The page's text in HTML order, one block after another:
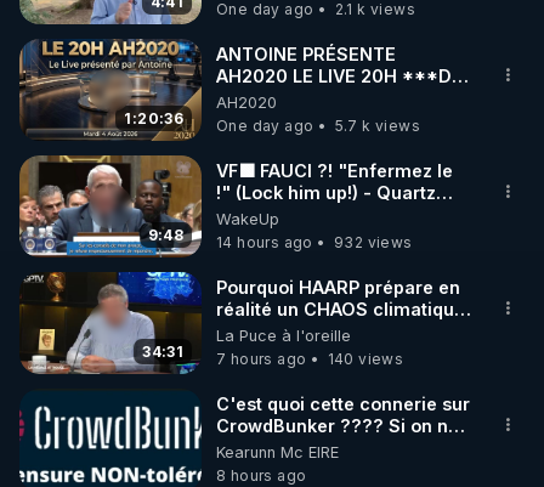
https://www.instagram.com/rdlr_thierrycasasnovas/
http://rgnr.li/instagram
🌱 LA NEWSLETTER
Pour ne pas rater l’actualité RGNR (stages,
http://rgnr.li/news
🌱 VIDÉOS NON CENSURÉES SUR ODYSEE
Toutes les vidéos Youtube sont aussi sur la
http://rgnr.li/odysee
🌱 LES STAGES EN PRÉSENTIEL
http://rgnr.li/stages
One day ago
2.1 k views
1:20:36
ANTOINE PRÉSENTE
AH2020 LE LIVE 20H ***DU
04/08/2026*** 📷LE
GRAND RÉVEIL EST EN
MARCHE 📷
AH2020
One day ago
5.7 k views
9:48
VF🟩 FAUCI ?! "Enfermez le
!" (Lock him up!) - Quartz
Traduction
WakeUp
14 hours ago
932 views
34:31
Pourquoi HAARP prépare en
réalité un CHAOS climatique,
on répond
La Puce à l'oreille
7 hours ago
140 views
C'est quoi cette connerie sur
CrowdBunker ???? Si on ne
peut plus publier, c'est un
peu de la censure. Ne payez
Kearunn Mc EIRE
8 hours ago